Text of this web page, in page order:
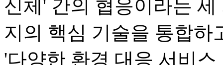
신체' 간의 협응이라는
지의 핵심 기술을 통합하
'다양한 환경 대응 서비